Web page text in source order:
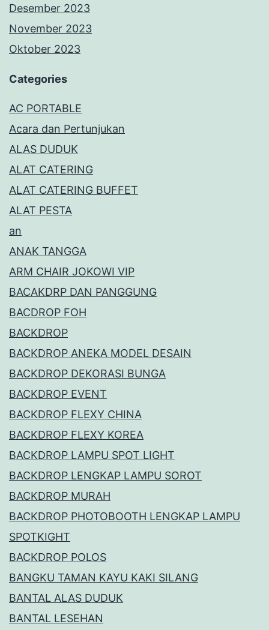
Desember 2023
November 2023
Oktober 2023
Categories
AC PORTABLE
Acara dan Pertunjukan
ALAS DUDUK
ALAT CATERING
ALAT CATERING BUFFET
ALAT PESTA
an
ANAK TANGGA
ARM CHAIR JOKOWI VIP
BACAKDRP DAN PANGGUNG
BACDROP FOH
BACKDROP
BACKDROP ANEKA MODEL DESAIN
BACKDROP DEKORASI BUNGA
BACKDROP EVENT
BACKDROP FLEXY CHINA
BACKDROP FLEXY KOREA
BACKDROP LAMPU SPOT LIGHT
BACKDROP LENGKAP LAMPU SOROT
BACKDROP MURAH
BACKDROP PHOTOBOOTH LENGKAP LAMPU
SPOTKIGHT
BACKDROP POLOS
BANGKU TAMAN KAYU KAKI SILANG
BANTAL ALAS DUDUK
BANTAL LESEHAN